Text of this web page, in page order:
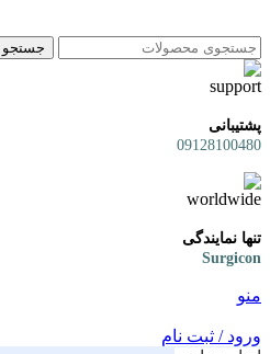
جستجو
پشتیبانی
09128100480
تنها نمایندگی
Surgicon
منو
ورود / ثبت نام